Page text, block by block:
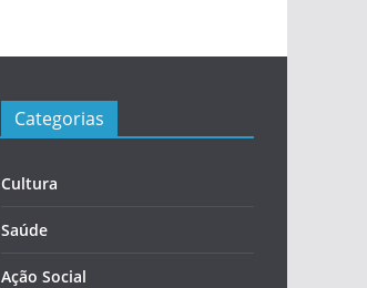
Categorias
Cultura
Saúde
Ação Social